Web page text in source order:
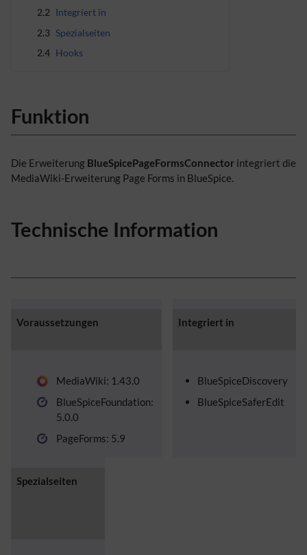
2.2 Integriert in
2.3 Spezialseiten
2.4 Hooks
Funktion
Die Erweiterung BlueSpicePageFormsConnector integriert die
MediaWiki-Erweiterung Page Forms in BlueSpice.
Technische Information
Voraussetzungen
MediaWiki: 1.43.0
BlueSpiceFoundation:
5.0.0
PageForms: 5.9
Integriert in
BlueSpiceDiscovery
BlueSpiceSaferEdit
Spezialseiten